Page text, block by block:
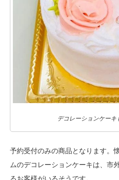
デコレーションケーキ
予約受付のみの商品となります。
ムのデコレーションケーキは、市